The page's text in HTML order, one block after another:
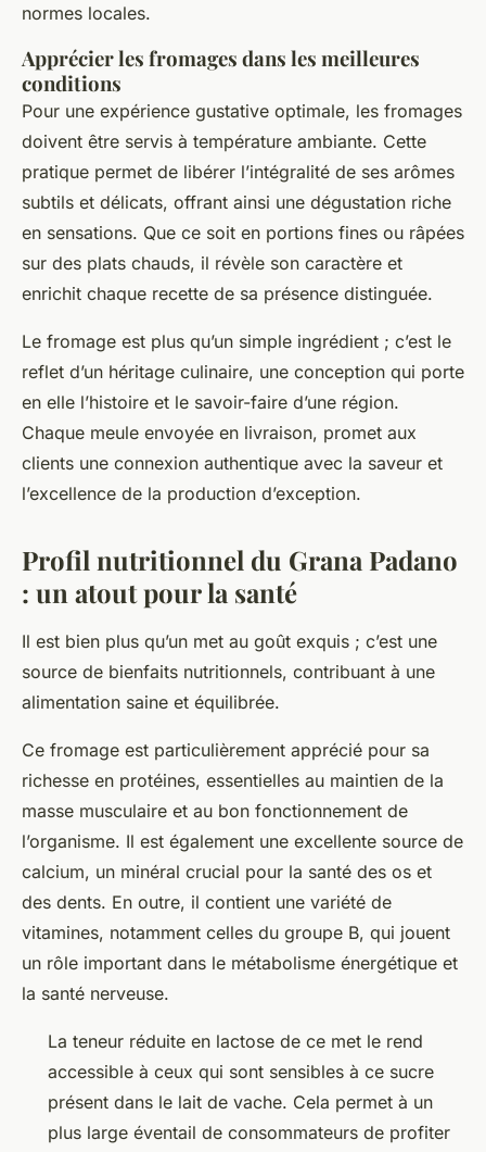
normes locales.
Apprécier les fromages dans les meilleures
conditions
Pour une expérience gustative optimale, les fromages
doivent être servis à température ambiante. Cette
pratique permet de libérer l’intégralité de ses arômes
subtils et délicats, offrant ainsi une dégustation riche
en sensations. Que ce soit en portions fines ou râpées
sur des plats chauds, il révèle son caractère et
enrichit chaque recette de sa présence distinguée.
Le fromage est plus qu’un simple ingrédient ; c’est le
reflet d’un héritage culinaire, une conception qui porte
en elle l’histoire et le savoir-faire d’une région.
Chaque meule envoyée en livraison, promet aux
clients une connexion authentique avec la saveur et
l’excellence de la production d’exception.
Profil nutritionnel du Grana Padano
: un atout pour la santé
Il est bien plus qu’un met au goût exquis ; c’est une
source de bienfaits nutritionnels, contribuant à une
alimentation saine et équilibrée.
Ce fromage est particulièrement apprécié pour sa
richesse en protéines, essentielles au maintien de la
masse musculaire et au bon fonctionnement de
l’organisme. Il est également une excellente source de
calcium, un minéral crucial pour la santé des os et
des dents. En outre, il contient une variété de
vitamines, notamment celles du groupe B, qui jouent
un rôle important dans le métabolisme énergétique et
la santé nerveuse.
La teneur réduite en lactose de ce met le rend
accessible à ceux qui sont sensibles à ce sucre
présent dans le lait de vache. Cela permet à un
plus large éventail de consommateurs de profiter